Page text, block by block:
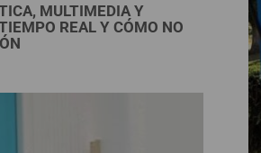
MULTIMEDIA Y
REAL Y CÓMO NO